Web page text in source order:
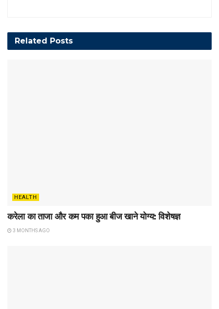
Related Posts
HEALTH
करेला का ताजा और कम पका हुआ बीज खाने योग्य: विशेषज्ञ
3 MONTHS AGO